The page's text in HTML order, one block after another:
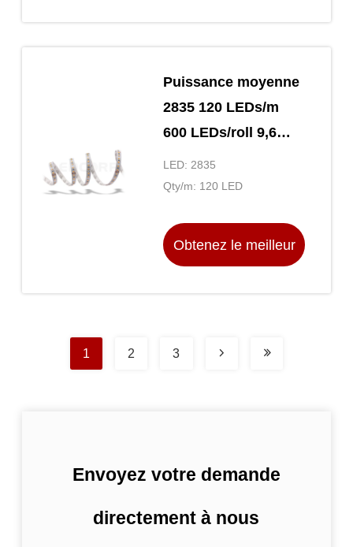
Puissance moyenne
2835 120 LEDs/m
600 LEDs/roll 9,6
W/M High Lumen
LED Strip Pour la
Strip Lumières
LED: 2835
Qty/m: 120 LED
Obtenez le meilleur
1 2 3
Envoyez votre demande
directement à nous